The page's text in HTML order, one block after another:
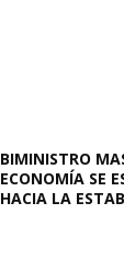
BIMINISTRO
ECONOMÍA SE
HACIA LA